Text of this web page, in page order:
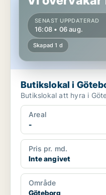
SENAST UPPDATERAD
16:08 • 06 aug.
Skapad 1 d
Butikslokal i
Butikslokal att hyra i
Areal
-
Pris pr. md.
Inte angivet
Område
Göteborg